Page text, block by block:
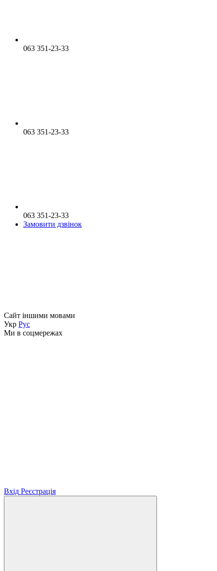
063 351-23-33
063 351-23-33
063 351-23-33
Замовити дзвінок
Сайт іншими мовами
Укр Рус
Ми в соцмережах
Вхід Реєстрація